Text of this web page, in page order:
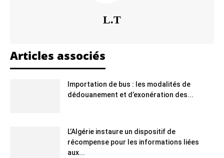
L.T
Articles associés
Importation de bus : les modalités de
dédouanement et d’exonération des...
L’Algérie instaure un dispositif de
récompense pour les informations liées
aux...